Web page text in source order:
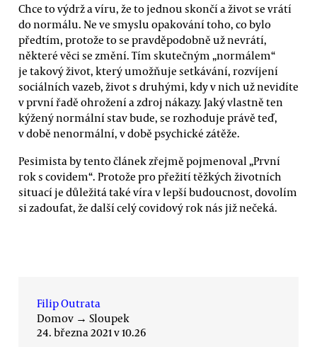
Chce to výdrž a víru, že to jednou skončí a život se vrátí
do normálu. Ne ve smyslu opakování toho, co bylo
předtím, protože to se pravděpodobně už nevrátí,
některé věci se změní. Tím skutečným „normálem“
je takový život, který umožňuje setkávání, rozvíjení
sociálních vazeb, život s druhými, kdy v nich už nevidíte
v první řadě ohrožení a zdroj nákazy. Jaký vlastně ten
kýžený normální stav bude, se rozhoduje právě teď,
v době nenormální, v době psychické zátěže.
Pesimista by tento článek zřejmě pojmenoval „První
rok s covidem“. Protože pro přežití těžkých životních
situací je důležitá také víra v lepší budoucnost, dovolím
si zadoufat, že další celý covidový rok nás již nečeká.
Filip Outrata
Domov → Sloupek
24. března 2021 v 10.26